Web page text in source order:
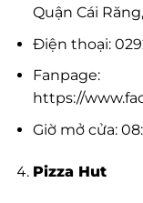
Quận Cái
Điện thoại:
Fanpage:
https://
Giờ mở cửa:
Pizza Hut